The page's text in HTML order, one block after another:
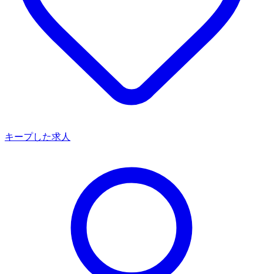
キープした求人